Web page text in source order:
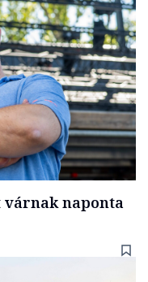
várnak naponta